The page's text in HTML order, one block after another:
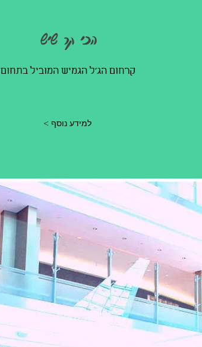
הכי קר שיש
קרחום הג'ל הגמיש המוביל בתחום
< למידע נוסף